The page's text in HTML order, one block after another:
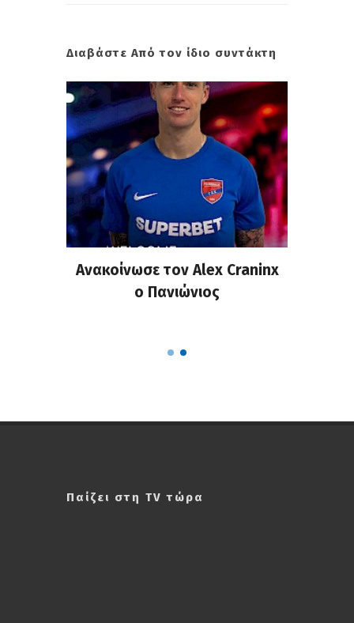
Διαβάστε Από τον ίδιο συντάκτη
Ανακοίνωσε τον Alex Craninx
ο Πανιώνιος
Παίζει στη TV τώρα